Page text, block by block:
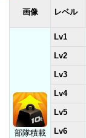
画像 レベル
部隊積載
Lv1
Lv2
Lv3
Lv4
Lv5
Lv6